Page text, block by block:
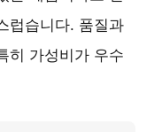
럽습니다. 품질과
히 가성비가 우수